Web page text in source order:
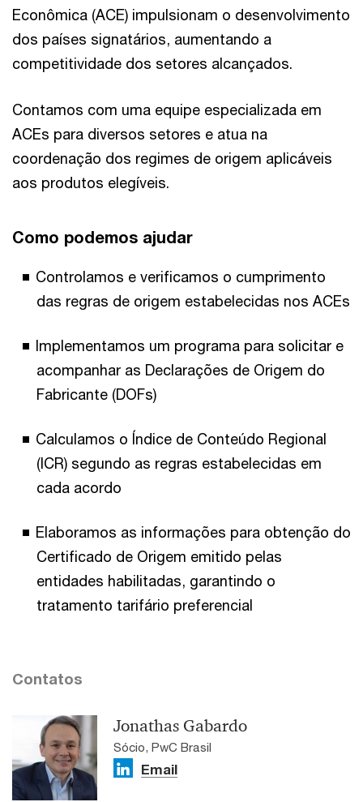
Econômica (ACE) impulsionam o desenvolvimento
dos países signatários, aumentando a
competitividade dos setores alcançados.
Contamos com uma equipe especializada em
ACEs para diversos setores e atua na
coordenação dos regimes de origem aplicáveis
aos produtos elegíveis.
Como podemos ajudar
Controlamos e verificamos o cumprimento
das regras de origem estabelecidas nos ACEs
Implementamos um programa para solicitar e
acompanhar as Declarações de Origem do
Fabricante (DOFs)
Calculamos o Índice de Conteúdo Regional
(ICR) segundo as regras estabelecidas em
cada acordo
Elaboramos as informações para obtenção do
Certificado de Origem emitido pelas
entidades habilitadas, garantindo o
tratamento tarifário preferencial
Contatos
Jonathas Gabardo
Sócio, PwC Brasil
Email